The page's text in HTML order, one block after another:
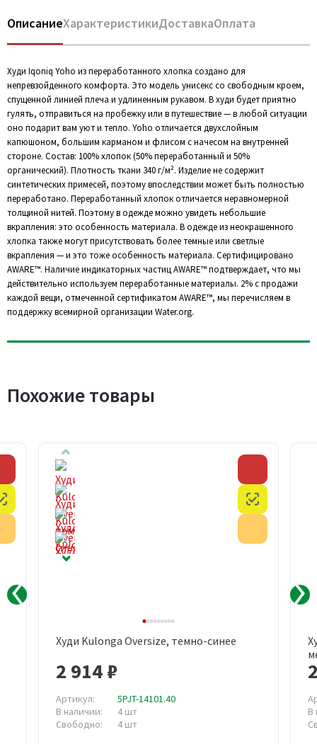
ОписаниеХарактеристикиДоставкаОплата
Худи Iqoniq Yoho из переработанного хлопка создано для
непревзойденного комфорта. Это модель унисекс со свободным кроем,
спущенной линией плеча и удлиненным рукавом. В худи будет приятно
гулять, отправиться на пробежку или в путешествие — в любой ситуации
оно подарит вам уют и тепло. Yoho отличается двухслойным
капюшоном, большим карманом и флисом с начесом на внутренней
стороне. Состав: 100% хлопок (50% переработанный и 50%
органический). Плотность ткани 340 г/м². Изделие не содержит
синтетических примесей, поэтому впоследствии может быть полностью
переработано. Переработанный хлопок отличается неравномерной
толщиной нитей. Поэтому в одежде можно увидеть небольшие
вкрапления: это особенность материала. В одежде из неокрашенного
хлопка также могут присутствовать более темные или светлые
вкрапления — и это тоже особенность материала. Сертифицировано
AWARE™. Наличие индикаторных частиц AWARE™ подтверждает, что мы
действительно используем переработанные материалы. 2% с продажи
каждой вещи, отмеченной сертификатом AWARE™, мы перечисляем в
поддержку всемирной организации Water.org.
Похожие товары
Честный знак
Худи Kulonga Oversize, темно-синее
2 914 ₽
Артикул:
5PJT-14101.40
В наличии:
4 шт
Свободно:
4 шт
В